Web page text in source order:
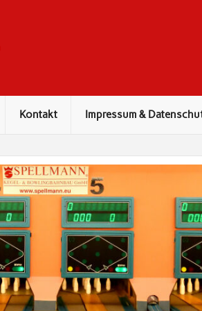
Kontakt Impressum &